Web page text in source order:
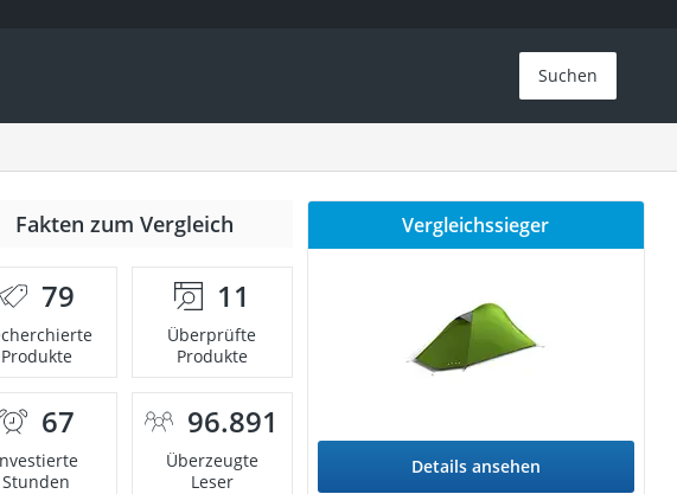
Suchen
Fakten zum Vergleich
79
Produkte
11
Überprüfte
Produkte
67
Stunden
96.891
Überzeugte
Leser
Vergleichssieger
Details ansehen